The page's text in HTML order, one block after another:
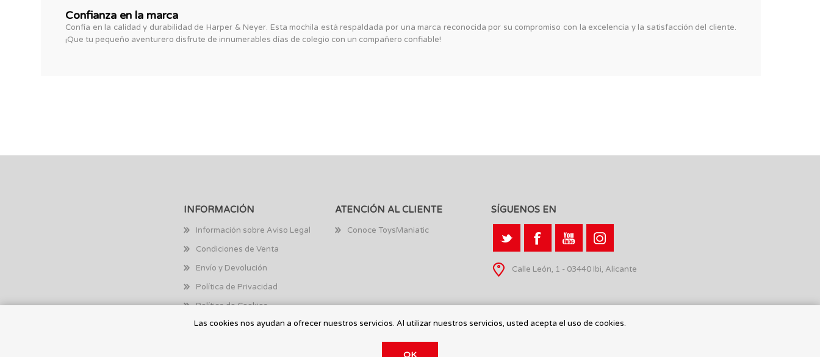
Confianza en la marca
Confía en la calidad y durabilidad de Harper & Neyer. Esta mochila está respaldada por una marca reconocida por su compromiso con la excelencia y la satisfacción del cliente.
¡Que tu pequeño aventurero disfrute de innumerables días de colegio con un compañero confiable!
INFORMACIÓN
Información sobre Aviso Legal
Condiciones de Venta
Envío y Devolución
Política de Privacidad
Política de Cookies
ATENCIÓN AL CLIENTE
Conoce ToysManiatic
SÍGUENOS EN
Calle León, 1 - 03440 Ibi, Alicante
Las cookies nos ayudan a ofrecer nuestros servicios. Al utilizar nuestros servicios, usted acepta el uso de cookies.
OK